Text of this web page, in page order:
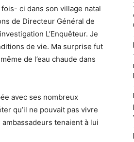
ci dans son village natal
de Directeur Général de
L’Enquêteur. Je
de vie. Ma surprise fut
de l’eau chaude dans
avec ses nombreux
qu’il ne pouvait pas vivre
tenaient à lui